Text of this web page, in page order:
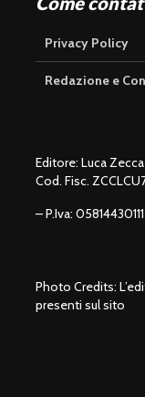
Privacy Policy
Redazione e
Editore: Luca
Cod. Fisc.
– P.Iva:
Photo Credits:
presenti sul sito